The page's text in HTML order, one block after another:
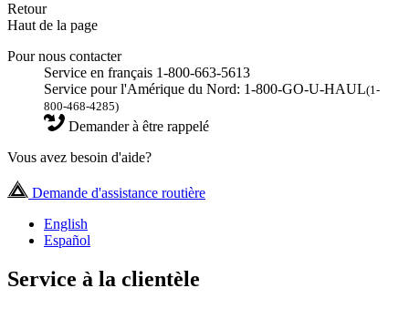
Retour
Haut de la page
Pour nous contacter
Service en français 1-800-663-5613
Service pour l'Amérique du Nord: 1-800-GO-U-HAUL(1-
800-468-4285)
Demander à être rappelé
Vous avez besoin d'aide?
Demande d'assistance routière
English
Español
Service à la clientèle